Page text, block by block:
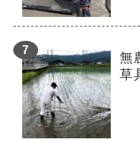
無
草